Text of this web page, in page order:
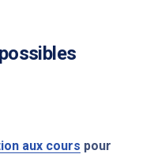
aux cours pour